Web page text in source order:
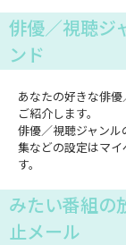
俳優／視聴ジ
ンド
あなたの好きな俳
ご紹介します。
俳優／視聴ジャン
集などの設定はマ
す。
みたい番組の
止メール